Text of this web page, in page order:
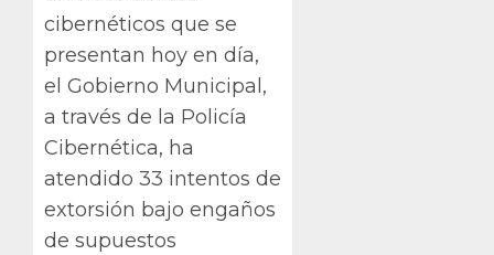
cibernéticos que se
presentan hoy en día,
el Gobierno Municipal,
a través de la Policía
Cibernética, ha
atendido 33 intentos de
extorsión bajo engaños
de supuestos